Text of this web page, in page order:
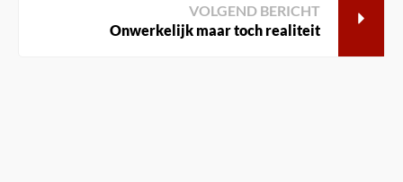
VOLGEND BERICHT
Onwerkelijk maar toch realiteit